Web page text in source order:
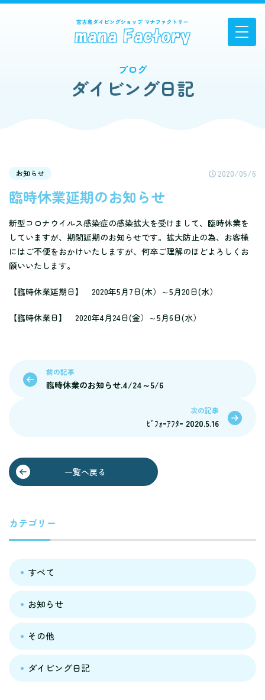
ブログ
ダイビング日記
お知らせ 2020/05/6
臨時休業延期のお知らせ
新型コロナウイルス感染症の感染拡大を受けまして、臨時休業を
していますが、期間延期のお知らせです。拡大防止の為、お客様
にはご不便をおかけいたしますが、何卒ご理解のほどよろしくお
願いいたします。
【臨時休業延期日】 2020年5月7日(木）～5月20日(水）
【臨時休業日】 2020年4月24日(金）～5月6日(水）
前の記事
臨時休業のお知らせ.4/24～5/6
次の記事
ﾋﾞﾌｫｰｱﾌﾀｰ 2020.5.16
一覧へ戻る
カテゴリー
すべて
お知らせ
その他
ダイビング日記